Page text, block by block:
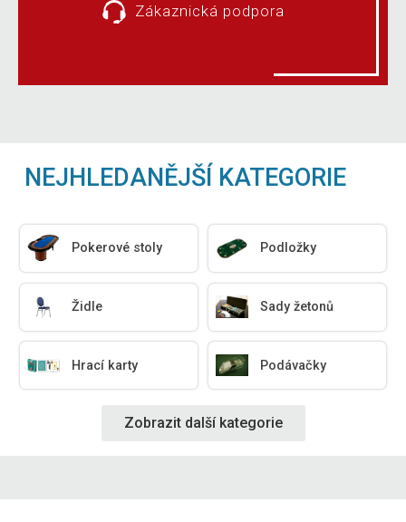
Zákaznická podpora
NEJHLEDANĚJŠÍ KATEGORIE
Pokerové stoly Podložky
Židle Sady žetonů
Hrací karty Podávačky
Zobrazit další kategorie